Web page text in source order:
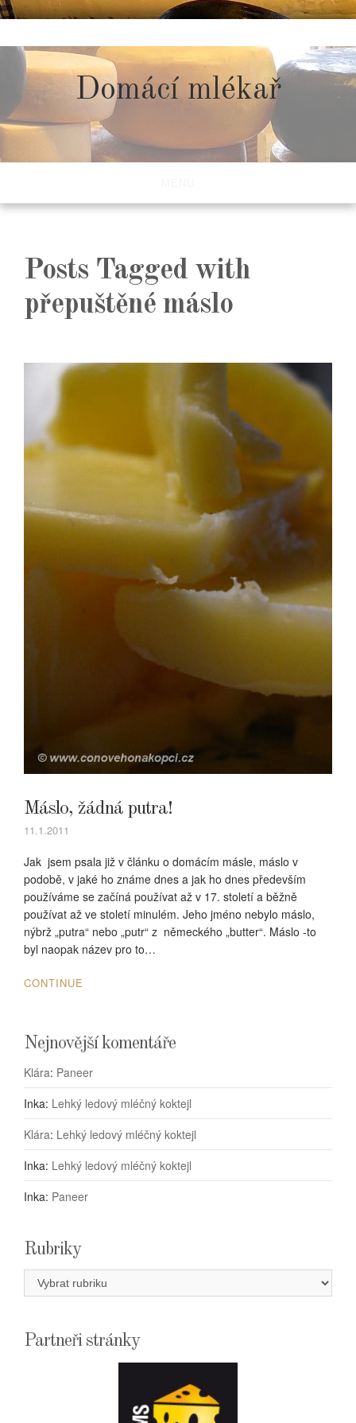
to
content
Domácí mlékař
Posts Tagged with
přepuštěné máslo
Máslo, žádná putra!
11.1.2011
Jak jsem psala již v článku o domácím másle, máslo v
podobě, v jaké ho známe dnes a jak ho dnes především
používáme se začíná používat až v 17. století a běžně
používat až ve století minulém. Jeho jméno nebylo máslo,
nýbrž „putra“ nebo „putr“ z německého „butter“. Máslo -to
byl naopak název pro to…
CONTINUE
Nejnovější komentáře
Klára: Paneer
Inka: Lehký ledový mléčný koktejl
Klára: Lehký ledový mléčný koktejl
Inka: Lehký ledový mléčný koktejl
Inka: Paneer
Rubriky
Rubriky
Partneři stránky